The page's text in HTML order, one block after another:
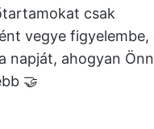
csak
vegye figyelembe,
napját, ahogyan
🤝